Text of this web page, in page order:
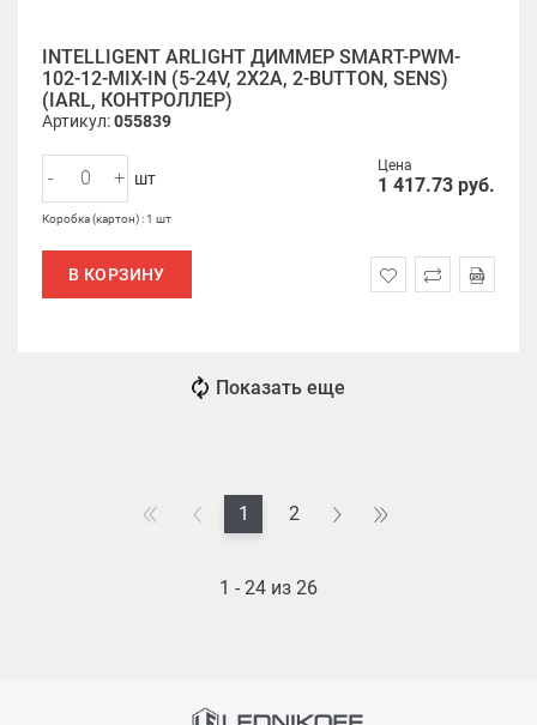
INTELLIGENT ARLIGHT ДИММЕР SMART-PWM-
102-12-MIX-IN (5-24V, 2X2A, 2-BUTTON, SENS)
(IARL, КОНТРОЛЛЕР)
Артикул:055839
Цена
1 417.73 руб.
- + шт
Коробка (картон) : 1 шт
В КОРЗИНУ
Показать еще
1 2
1 - 24 из 26